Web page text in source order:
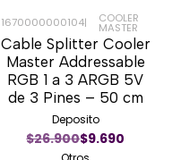
-63%
1670000000104| COOLER
MASTER
Cable Splitter Cooler
Master Addressable
RGB 1 a 3 ARGB 5V
de 3 Pines – 50 cm
Deposito
$26.900$9.690